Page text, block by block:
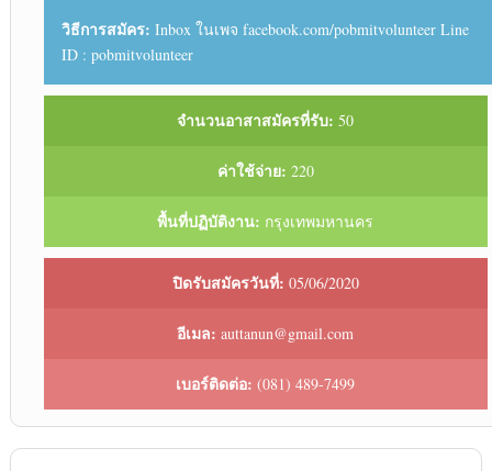
วิธีการสมัคร: Inbox ในเพจ facebook.com/pobmitvolunteer Line
ID : pobmitvolunteer
จำนวนอาสาสมัครที่รับ: 50
ค่าใช้จ่าย: 220
พื้นที่ปฏิบัติงาน: กรุงเทพมหานคร
ปิดรับสมัครวันที่: 05/06/2020
อีเมล: auttanun@gmail.com
เบอร์ติดต่อ: (081) 489-7499